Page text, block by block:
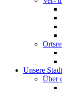
Unsere Stadt
Über